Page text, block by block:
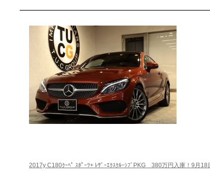
2017y C180ｸｰﾍﾟ ｽﾎﾟｰﾂ+ ﾚｻﾞｰｴｸｽｸﾙｰｼﾌﾞPKG 380万円入庫！9月18